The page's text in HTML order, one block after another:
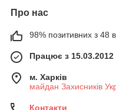
Про нас
98% позитивних з 48
Працює з 15.03.2012
м. Харків
майдан Захисників
Контакти